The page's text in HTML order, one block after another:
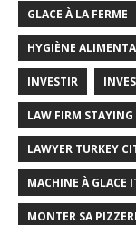
GLACE À LA FERME
HYGIÈNE
INVESTIR
LAW FIRM STAYING
LAWYER TURKEY
MACHINE À GLACE
MONTER SA